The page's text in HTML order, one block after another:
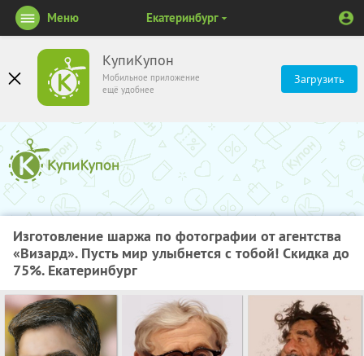
КупиКупон
Мобильное приложение
ещё удобнее
Загрузить
Меню Екатеринбург
Изготовление шаржа по фотографии от агентства
«Визард». Пусть мир улыбнется с тобой! Скидка до
75%. Екатеринбург